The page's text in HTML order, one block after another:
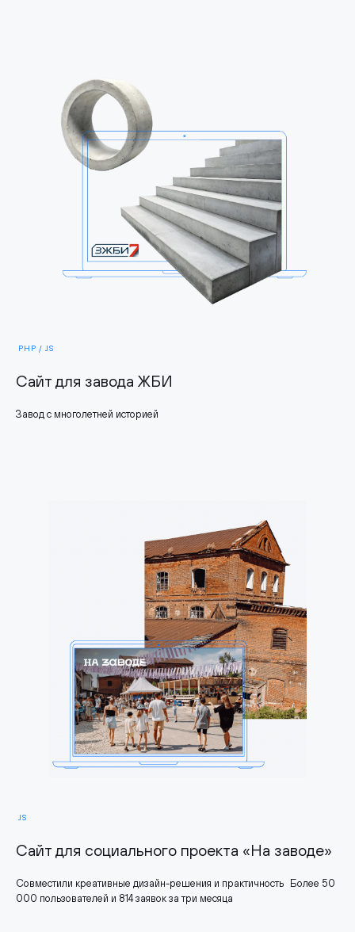
PHP / JS
Сайт для завода ЖБИ
Завод с многолетней историей
JS
Сайт для социального проекта «На заводе»
Совместили креативные дизайн-решения и практичность Более 50
000 пользователей и 814 заявок за три месяца